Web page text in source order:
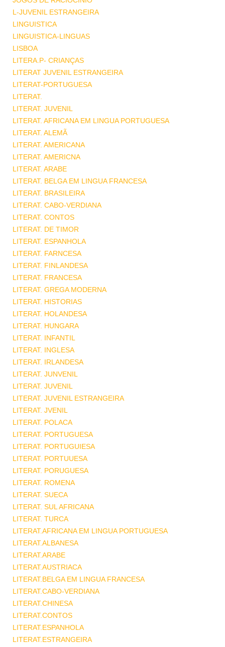
L-JUVENIL ESTRANGEIRA
LINGUISTICA
LINGUISTICA-LINGUAS
LISBOA
LITERA.P- CRIANÇAS
LITERAT JUVENIL ESTRANGEIRA
LITERAT-PORTUGUESA
LITERAT.
LITERAT. JUVENIL
LITERAT. AFRICANA EM LINGUA PORTUGUESA
LITERAT. ALEMÃ
LITERAT. AMERICANA
LITERAT. AMERICNA
LITERAT. ARABE
LITERAT. BELGA EM LINGUA FRANCESA
LITERAT. BRASILEIRA
LITERAT. CABO-VERDIANA
LITERAT. CONTOS
LITERAT. DE TIMOR
LITERAT. ESPANHOLA
LITERAT. FARNCESA
LITERAT. FINLANDESA
LITERAT. FRANCESA
LITERAT. GREGA MODERNA
LITERAT. HISTORIAS
LITERAT. HOLANDESA
LITERAT. HUNGARA
LITERAT. INFANTIL
LITERAT. INGLESA
LITERAT. IRLANDESA
LITERAT. JUNVENIL
LITERAT. JUVENIL
LITERAT. JUVENIL ESTRANGEIRA
LITERAT. JVENIL
LITERAT. POLACA
LITERAT. PORTUGUESA
LITERAT. PORTUGUIESA
LITERAT. PORTUUESA
LITERAT. PORUGUESA
LITERAT. ROMENA
LITERAT. SUECA
LITERAT. SUL AFRICANA
LITERAT. TURCA
LITERAT.AFRICANA EM LINGUA PORTUGUESA
LITERAT.ALBANESA
LITERAT.ARABE
LITERAT.AUSTRIACA
LITERAT.BELGA EM LINGUA FRANCESA
LITERAT.CABO-VERDIANA
LITERAT.CHINESA
LITERAT.CONTOS
LITERAT.ESPANHOLA
LITERAT.ESTRANGEIRA